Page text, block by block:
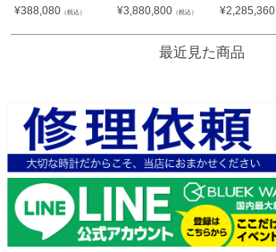
¥388,080 （税込）
¥3,880,800 （税込）
¥2,285,360
最近見た商品